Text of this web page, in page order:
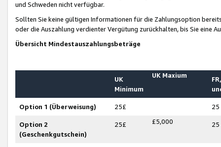
und Schweden nicht verfügbar.
Sollten Sie keine gültigen Informationen für die Zahlungsoption
oder die Auszahlung verdienter Vergütung zurückhalten, bis Sie
Übersicht Mindestauszahlungsbeträge
UK
Minimum
UK Maxium
Option 1 (Überweisung) 25£ 25
Option 2
(Geschenkgutschein)
25£ £5,000 25